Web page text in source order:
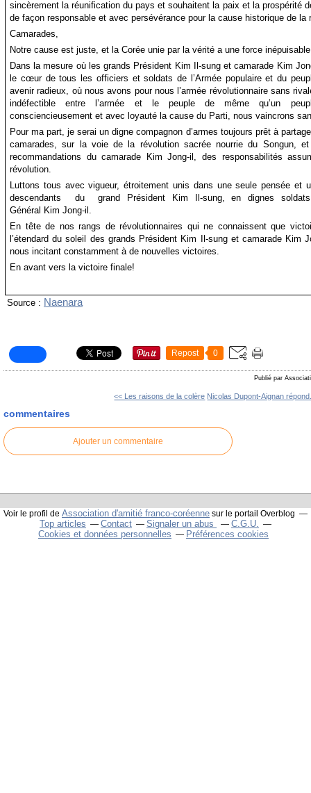
sincèrement la réunification du pays et souhaitent la paix et la prospérité
de façon responsable et avec persévérance pour la cause historique de la
Camarades,
Notre cause est juste, et la Corée unie par la vérité a une force
Dans la mesure où les grands Président Kim Il-sung et camarade Kim
le cœur de tous les officiers et soldats de l’Armée populaire et du
avenir radieux, où nous avons pour nous l’armée révolutionnaire sans
indéfectible entre l’armée et le peuple de même qu’un
consciencieusement et avec loyauté la cause du Parti, nous vaincrons
Pour ma part, je serai un digne compagnon d’armes toujours prêt à
camarades, sur la voie de la révolution sacrée nourrie du Songun,
recommandations du camarade Kim Jong-il, des responsabilités
révolution.
Luttons tous avec vigueur, étroitement unis dans une seule pensée et
descendants du grand Président Kim Il-sung, en dignes
Général Kim Jong-il.
En tête de nos rangs de révolutionnaires qui ne connaissent que
l’étendard du soleil des grands Président Kim Il-sung et camarade Kim
nous incitant constamment à de nouvelles victoires.
En avant vers la victoire finale!
Source : Naenara
Repost 0
Publié par
<< Les raisons de la colère Nicolas Dupont-Aignan
commentaires
Ajouter un commentaire
Voir le profil de Association d'amitié franco-coréenne sur le portail Overblog
Top articles Contact Signaler un abus
C.G.U.
Cookies et données personnelles
Préférences cookies